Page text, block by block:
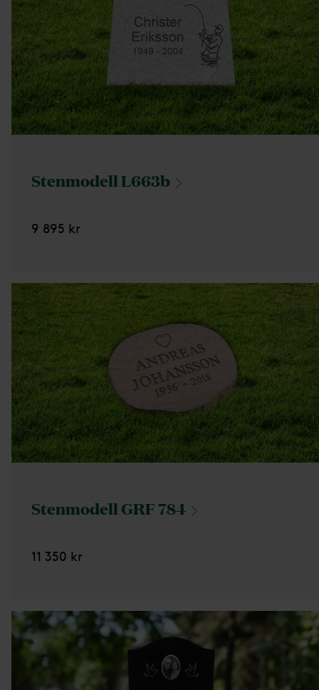
StenmodellL663b
9 895 kr
Stenmodell GRF784
11 350 kr